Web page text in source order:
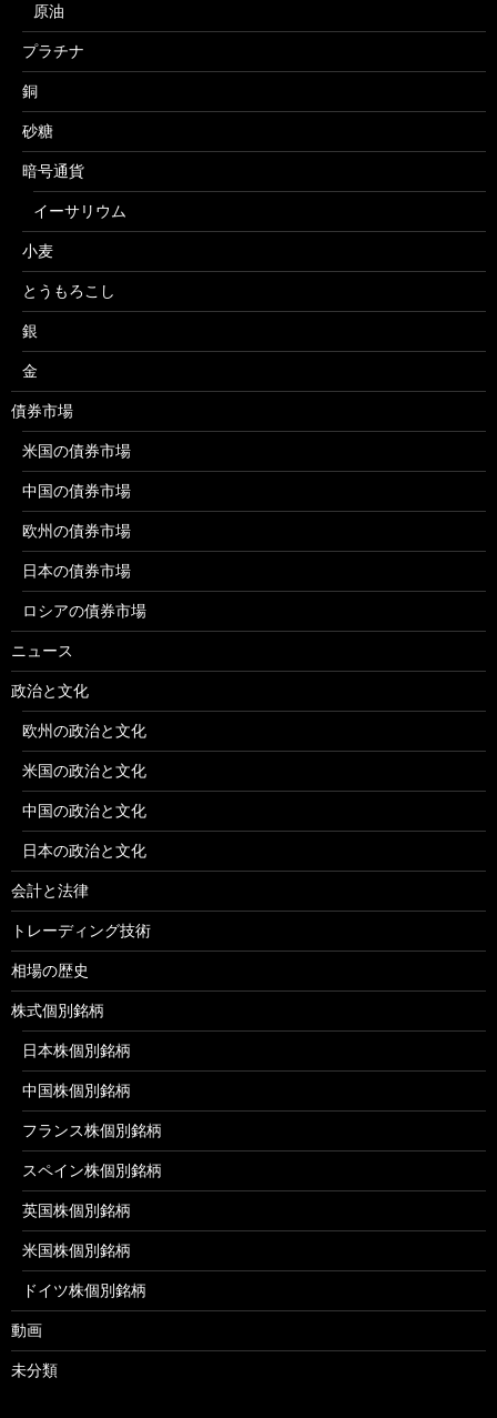
原油
プラチナ
銅
砂糖
暗号通貨
イーサリウム
小麦
とうもろこし
銀
金
債券市場
米国の債券市場
中国の債券市場
欧州の債券市場
日本の債券市場
ロシアの債券市場
ニュース
政治と文化
欧州の政治と文化
米国の政治と文化
中国の政治と文化
日本の政治と文化
会計と法律
トレーディング技術
相場の歴史
株式個別銘柄
日本株個別銘柄
中国株個別銘柄
フランス株個別銘柄
スペイン株個別銘柄
英国株個別銘柄
米国株個別銘柄
ドイツ株個別銘柄
動画
未分類